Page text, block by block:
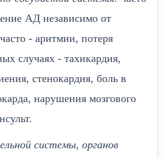
АД независимо от
- аритмии, потеря
случаях - тахикардия,
стенокардия, боль в
нарушения мозгового
системы, органов